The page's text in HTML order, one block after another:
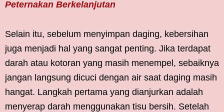
Peternakan Berkelanjutan
Selain itu, sebelum menyimpan daging, kebersihan
juga menjadi hal yang sangat penting. Jika terdapat
darah atau kotoran yang masih menempel, sebaiknya
jangan langsung dicuci dengan air saat daging masih
hangat. Langkah pertama yang dianjurkan adalah
menyerap darah menggunakan tisu bersih. Setelah